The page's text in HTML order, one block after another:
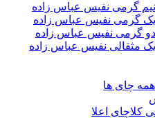
گرمی نفیس عباس زاده
گرمی نفیس عباس زاده
گرمی نفیس عباس زاده
مثقالی نفیس عباس زاده
چای ها
کلاچای اعلا